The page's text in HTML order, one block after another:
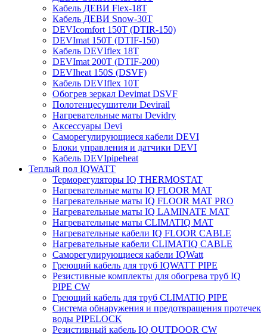
Кабель ДЕВИ Flex-18T
Кабель ДЕВИ Snow-30T
DEVIcomfort 150T (DTIR-150)
DEVImat 150T (DTIF-150)
Кабель DEVIflex 18T
DEVImat 200T (DTIF-200)
DEVIheat 150S (DSVF)
Кабель DEVIflex 10T
Обогрев зеркал Devimat DSVF
Полотенцесушители Devirail
Нагревательные маты Devidry
Аксессуары Devi
Саморегулирующиеся кабели DEVI
Блоки управления и датчики DEVI
Кабель DEVIpipeheat
Теплый пол IQWATT
Терморегуляторы IQ THERMOSTAT
Нагревательные маты IQ FLOOR MAT
Нагревательные маты IQ FLOOR MAT PRO
Нагревательные маты IQ LAMINATE MAT
Нагревательные маты CLIMATIQ MAT
Нагревательные кабели IQ FLOOR CABLE
Нагревательные кабели CLIMATIQ CABLE
Саморегулирующиеся кабели IQWatt
Греющий кабель для труб IQWATT PIPE
Резистивные комплекты для обогрева труб IQ
PIPE CW
Греющий кабель для труб CLIMATIQ PIPE
Система обнаружения и предотвращения протечек
воды PIPELOCK
Резистивный кабель IQ OUTDOOR CW